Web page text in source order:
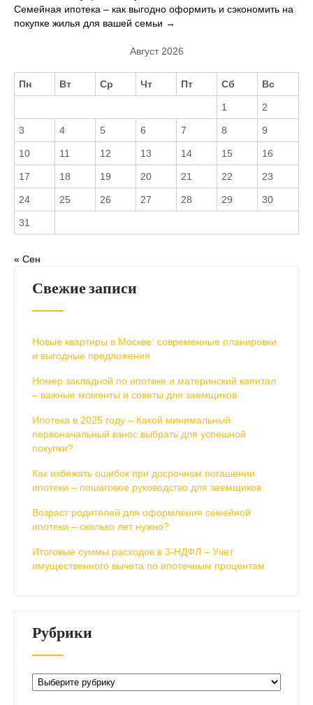
записям
Семейная ипотека – как выгодно оформить и сэкономить на
покупке жилья для вашей семьи →
Август 2026
Пн Вт Ср Чт Пт Сб Вс
1 2
3 4 5 6 7 8 9
10 11 12 13 14 15 16
17 18 19 20 21 22 23
24 25 26 27 28 29 30
31
« Сен
Свежие записи
Новые квартиры в Москве: современные планировки
и выгодные предложения
Номер закладной по ипотеке и материнский капитал
– важные моменты и советы для заемщиков
Ипотека в 2025 году – Какой минимальный
первоначальный взнос выбрать для успешной
покупки?
Как избежать ошибок при досрочном погашении
ипотеки – пошаговое руководство для заемщиков
Возраст родителей для оформления семейной
ипотеки – сколько лет нужно?
Итоговые суммы расходов в 3-НДФЛ – Учет
имущественного вычета по ипотечным процентам
Рубрики
Рубрики